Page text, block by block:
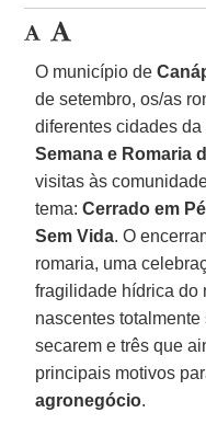
O município de
de setembro, os/as
diferentes cidades
Semana e Romaria
visitas às
tema:Cerrado em
Sem Vida. O
romaria, uma
fragilidade hídrica do
nascentes
secarem e três que
principais motivos
agronegócio.